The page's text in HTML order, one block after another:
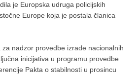
je Europska udruga policijskih
Europe koja je postala članica
nadzor provedbe izrade nacionalnih
inicijativa u programu provedbe
Pakta o stabilnosti u prosincu